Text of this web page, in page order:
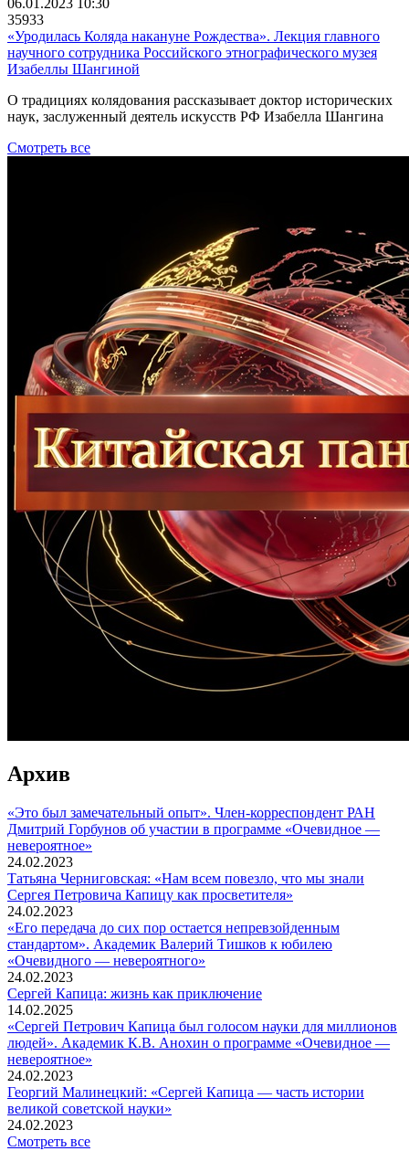
35933
«Уродилась Коляда накануне Рождества». Лекция главного
научного сотрудника Российского этнографического музея
Изабеллы Шангиной
О традициях колядования рассказывает доктор исторических
наук, заслуженный деятель искусств РФ Изабелла Шангина
Смотреть все
Архив
«Это был замечательный опыт». Член-корреспондент РАН
Дмитрий Горбунов об участии в программе «Очевидное —
невероятное»
24.02.2023
Татьяна Черниговская: «Нам всем повезло, что мы знали
Сергея Петровича Капицу как просветителя»
24.02.2023
«Его передача до сих пор остается непревзойденным
стандартом». Академик Валерий Тишков к юбилею
«Очевидного — невероятного»
24.02.2023
Сергей Капица: жизнь как приключение
14.02.2025
«Сергей Петрович Капица был голосом науки для миллионов
людей». Академик К.В. Анохин о программе «Очевидное —
невероятное»
24.02.2023
Георгий Малинецкий: «Сергей Капица — часть истории
великой советской науки»
24.02.2023
Смотреть все